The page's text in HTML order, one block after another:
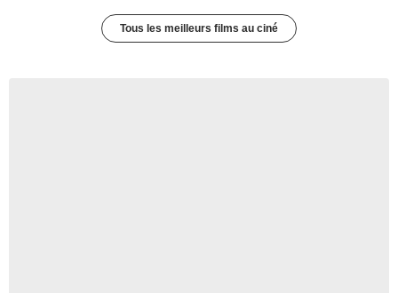
Tous les meilleurs films au ciné